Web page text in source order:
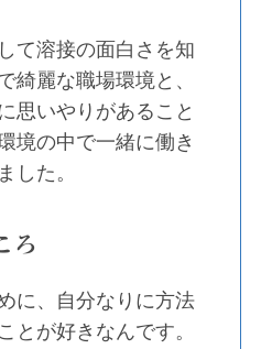
て溶接の面白さを知
綺麗な職場環境と、
思いやりがあること
境の中で一緒に働き
した。
ろ
に、自分なりに方法
とが好きなんです。